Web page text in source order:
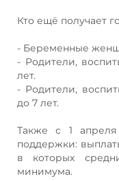
Кто ещё получает
- Беременные
- Родители,
лет.
- Родители,
до 7 лет.
Также с 1
поддержки:
в которых
минимума.